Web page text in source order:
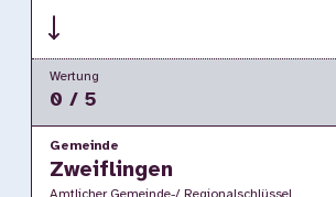
Wertung
0 / 5
Gemeinde
Zweiflingen